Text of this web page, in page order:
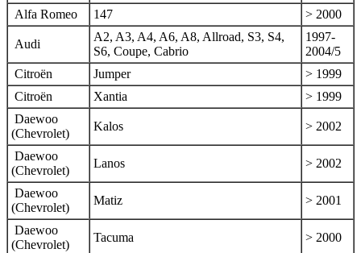
Alfa Romeo
147 > 2000
Audi
A2, A3, A4, A6, A8, Allroad, S3, S4,
S6, Coupe, Cabrio
1997-
2004/5
Citroën
Jumper
> 1999
Citroën
Xantia
> 1999
Daewoo
(Chevrolet)
Kalos > 2002
Daewoo
(Chevrolet)
Lanos > 2002
Daewoo
(Chevrolet)
Matiz > 2001
Daewoo
(Chevrolet)
Tacuma > 2000